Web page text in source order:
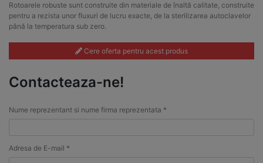
Rotoarele robuste sunt construite din materiale de înaltă calitate, construite
pentru a rezista unor fluxuri de lucru exacte, de la sterilizarea autoclavelor
până la temperatura sub zero.
Cere oferta pentru acest produs
Contacteaza-ne!
Nume reprezentant si nume firma reprezentata *
Adresa de E-mail *